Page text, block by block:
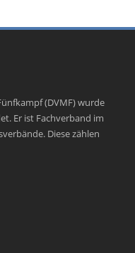
(DVMF) wurde
Er ist Fachverband im
Diese zählen